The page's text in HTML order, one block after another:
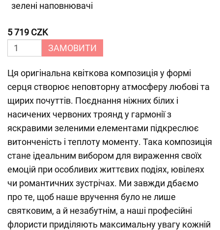
зелені наповнювачі
5 719 CZK
ЗАМОВИТИ
Ця оригінальна квіткова композиція у формі
серця створює неповторну атмосферу любові та
щирих почуттів. Поєднання ніжних білих і
насичених червоних троянд у гармонії з
яскравими зеленими елементами підкреслює
витонченість і теплоту моменту. Така композиція
стане ідеальним вибором для вираження своїх
емоцій при особливих життєвих подіях, ювілеях
чи романтичних зустрічах. Ми завжди дбаємо
про те, щоб наше вручення було не лише
святковим, а й незабутнім, а наші професійні
флористи приділяють максимальну увагу кожній